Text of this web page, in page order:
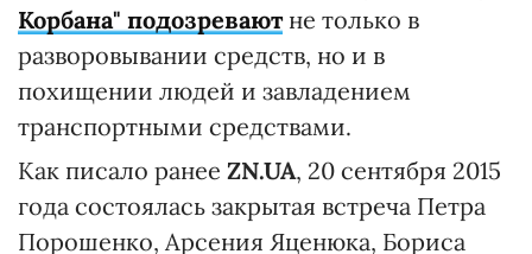
Корбана" подозревают не только в
разворовывании средств, но и в
похищении людей и завладением
транспортными средствами.
Как писало ранее ZN.UA, 20 сентября 2015
года состоялась закрытая встреча Петра
Порошенко, Арсения Яценюка, Бориса